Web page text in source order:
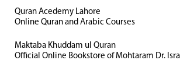
Quran Acedemy Lahore
Online Quran and Arabic Courses
Maktaba Khuddam ul Quran
Official Online Bookstore of